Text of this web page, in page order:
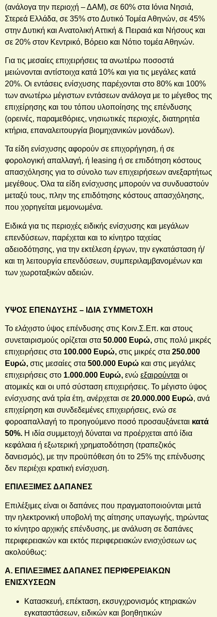
(ανάλογα την περιοχή – ΔΑΜ), σε 60% στα Ιόνια Νησιά,
Στερεά Ελλάδα, σε 35% στο Δυτικό Τομέα Αθηνών, σε 45%
στην Δυτική και Ανατολική Αττική & Πειραιά και Νήσους και
σε 20% στον Κεντρικό, Βόρειο και Νότιο τομέα Αθηνών.
Για τις μεσαίες επιχειρήσεις τα ανωτέρω ποσοστά
μειώνονται αντίστοιχα κατά 10% και για τις μεγάλες κατά
20%. Οι εντάσεις ενίσχυσης παρέχονται στο 80% και 100%
των ανωτέρω μέγιστων εντάσεων ανάλογα με το μέγεθος της
επιχείρησης και του τόπου υλοποίησης της επένδυσης
(ορεινές, παραμεθόριες, νησιωτικές περιοχές, διατηρητέα
κτήρια, επαναλειτουργία βιομηχανικών μονάδων).
Τα είδη ενίσχυσης αφορούν σε επιχορήγηση, ή σε
φορολογική απαλλαγή, ή leasing ή σε επιδότηση κόστους
απασχόλησης για το σύνολο των επιχειρήσεων ανεξαρτήτως
μεγέθους. Όλα τα είδη ενίσχυσης μπορούν να συνδυαστούν
μεταξύ τους, πλην της επιδότησης κόστους απασχόλησης,
που χορηγείται μεμονωμένα.
Ειδικά για τις περιοχές ειδικής ενίσχυσης και μεγάλων
επενδύσεων, παρέχεται και το κίνητρο ταχείας
αδειοδότησης, για την εκτέλεση έργων, την εγκατάσταση ή/
και τη λειτουργία επενδύσεων, συμπεριλαμβανομένων και
των χωροταξικών αδειών.
ΥΨΟΣ ΕΠΕΝΔΥΣΗΣ – ΙΔΙΑ ΣΥΜΜΕΤΟΧΗ
Το ελάχιστο ύψος επένδυσης στις Κοιν.Σ.Επ. και στους
συνεταιρισμούς ορίζεται στα 50.000 Ευρώ, στις πολύ μικρές
επιχειρήσεις στα 100.000 Ευρώ, στις μικρές στα 250.000
Ευρώ, στις μεσαίες στα 500.000 Ευρώ και στις μεγάλες
επιχειρήσεις στο 1.000.000 Ευρώ, ενώ εξαιρούνται οι
ατομικές και οι υπό σύσταση επιχειρήσεις. Το μέγιστο ύψος
ενίσχυσης ανά τρία έτη, ανέρχεται σε 20.000.000 Ευρώ, ανά
επιχείρηση και συνδεδεμένες επιχειρήσεις, ενώ σε
φοροαπαλλαγή το προηγούμενο ποσό προσαυξάνεται κατά
50%. Η ιδία συμμετοχή δύναται να προέρχεται από ίδια
κεφάλαια ή εξωτερική χρηματοδότηση (τραπεζικός
δανεισμός), με την προϋπόθεση ότι το 25% της επένδυσης
δεν περιέχει κρατική ενίσχυση.
ΕΠΙΛΕΞΙΜΕΣ ΔΑΠΑΝΕΣ
Επιλέξιμες είναι οι δαπάνες που πραγματοποιούνται μετά
την ηλεκτρονική υποβολή της αίτησης υπαγωγής, τηρώντας
το κίνητρο αρχικής επένδυσης, με ανάλυση σε δαπάνες
περιφερειακών και εκτός περιφερειακών ενισχύσεων ως
ακολούθως:
Α. ΕΠΙΛΕΞΙΜΕΣ ΔΑΠΑΝΕΣ ΠΕΡΙΦΕΡΕΙΑΚΩΝ
ΕΝΙΣΧΥΣΕΩΝ
Κατασκευή, επέκταση, εκσυγχρονισμός κτηριακών
εγκαταστάσεων, ειδικών και βοηθητικών